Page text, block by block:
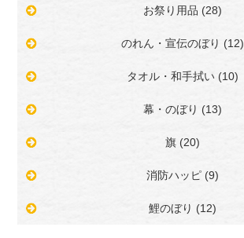
お祭り用品 (28)
のれん・宣伝のぼり (12)
タオル・和手拭い (10)
幕・のぼり (13)
旗 (20)
消防ハッピ (9)
鯉のぼり (12)